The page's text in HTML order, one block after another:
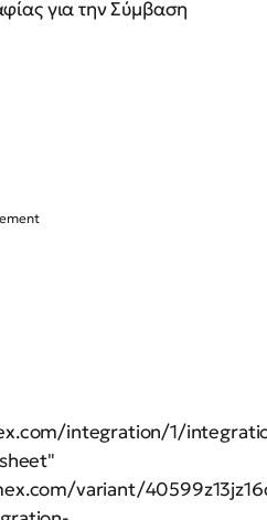
για την Σύμβαση
integration/1/
variant/